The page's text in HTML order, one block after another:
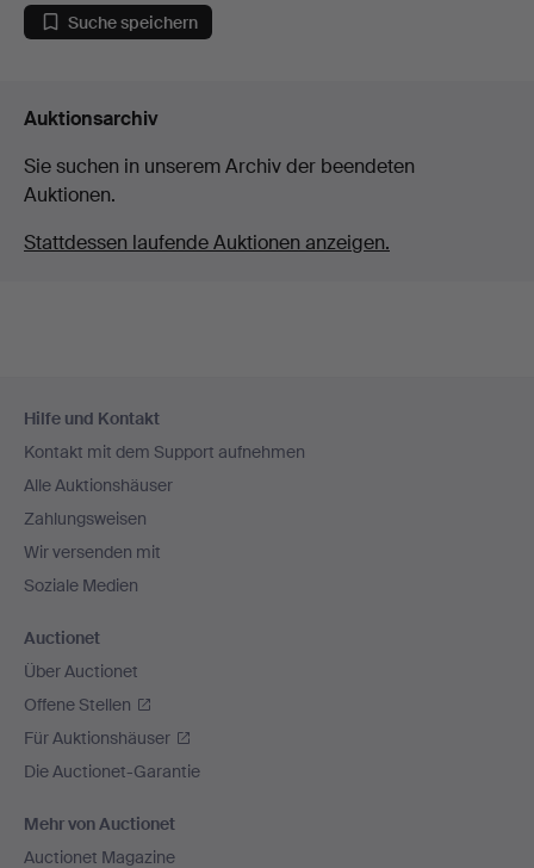
Suche speichern
Auktionsarchiv
Sie suchen in unserem Archiv der beendeten
Auktionen.
Stattdessen laufende Auktionen anzeigen.
Navigation
Hilfe und Kontakt
Kontakt mit dem Support aufnehmen
Alle Auktionshäuser
Zahlungsweisen
Wir versenden mit
Soziale Medien
Auctionet
Über Auctionet
Offene Stellen
Für Auktionshäuser
Die Auctionet-Garantie
Mehr von Auctionet
Auctionet Magazine